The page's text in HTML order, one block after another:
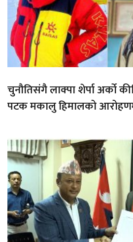
चुनौतिसंगै लाक्पा शेर्पा अर्को
पटक मकालु हिमालको